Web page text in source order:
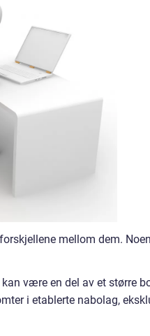
mellom dem.
være en del av et større
i etablerte nabolag,